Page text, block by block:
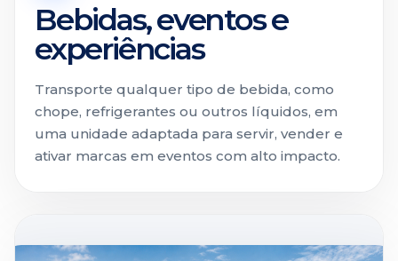
Bebidas, eventos e
experiências
Transporte qualquer tipo de bebida, como
chope, refrigerantes ou outros líquidos, em
uma unidade adaptada para servir, vender e
ativar marcas em eventos com alto impacto.